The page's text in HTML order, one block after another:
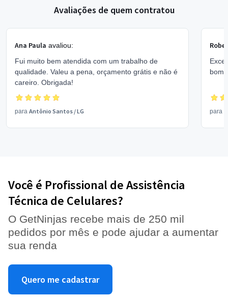
Avaliações de quem contratou
Ana Paula avaliou:
Fui muito bem atendida com um trabalho de
qualidade. Valeu a pena, orçamento grátis e não é
careiro. Obrigada!
para Antônio Santos /LG
bom
para
Você é Profissional de Assistência
Técnica de Celulares?
O GetNinjas recebe mais de 250 mil
pedidos por mês e pode ajudar a aumentar
sua renda
Quero me cadastrar